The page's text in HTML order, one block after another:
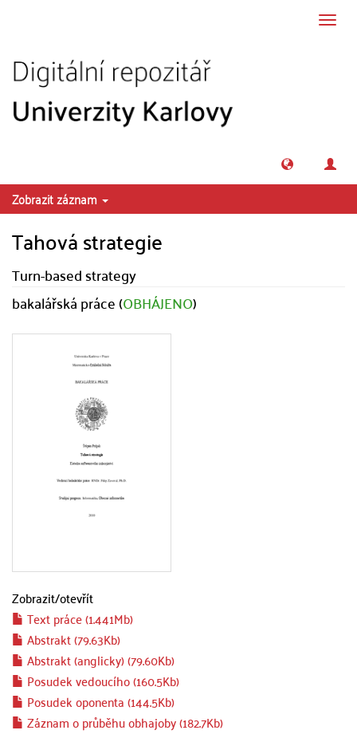
Zobrazit záznam
Tahová strategie
Turn-based strategy
bakalářská práce (OBHÁJENO)
Zobrazit/otevřít
Text práce (1.441Mb)
Abstrakt (79.63Kb)
Abstrakt (anglicky) (79.60Kb)
Posudek vedoucího (160.5Kb)
Posudek oponenta (144.5Kb)
Záznam o průběhu obhajoby (182.7Kb)